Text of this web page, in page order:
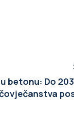
betonu: Do